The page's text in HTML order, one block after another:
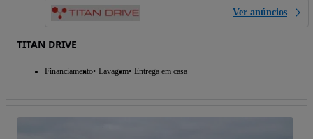
Ver anúncios
TITAN DRIVE
Financiamento Lavagem Entrega em casa